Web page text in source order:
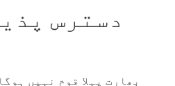
دسترس
بھارت پہلا قوم نہیں